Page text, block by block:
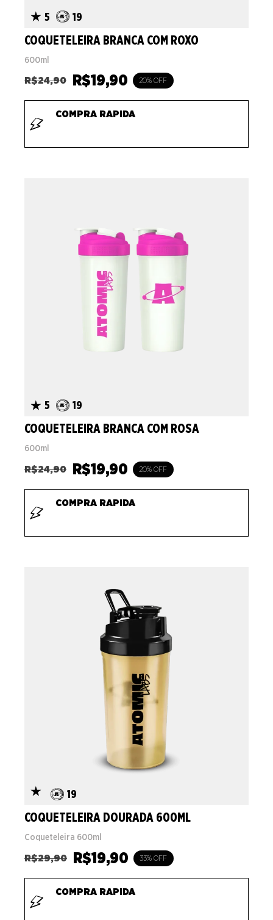
5 19
COQUETELEIRA BRANCA COM ROXO
600ml
R$24,90 R$19,90 20% OFF
COMPRA RAPIDA
5 19
COQUETELEIRA BRANCA COM ROSA
600ml
R$24,90 R$19,90 20% OFF
COMPRA RAPIDA
19
COQUETELEIRA DOURADA 600ML
Coqueteleira 600ml
R$29,90 R$19,90 33% OFF
COMPRA RAPIDA